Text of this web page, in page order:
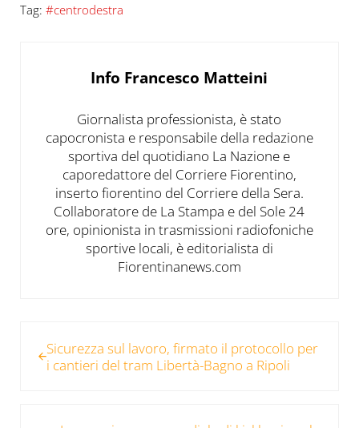
Tag: #centrodestra
Info Francesco Matteini
Giornalista professionista, è stato
capocronista e responsabile della redazione
sportiva del quotidiano La Nazione e
caporedattore del Corriere Fiorentino,
inserto fiorentino del Corriere della Sera.
Collaboratore de La Stampa e del Sole 24
ore, opinionista in trasmissioni radiofoniche
sportive locali, è editorialista di
Fiorentinanews.com
Sicurezza sul lavoro, firmato il protocollo per
i cantieri del tram Libertà-Bagno a Ripoli